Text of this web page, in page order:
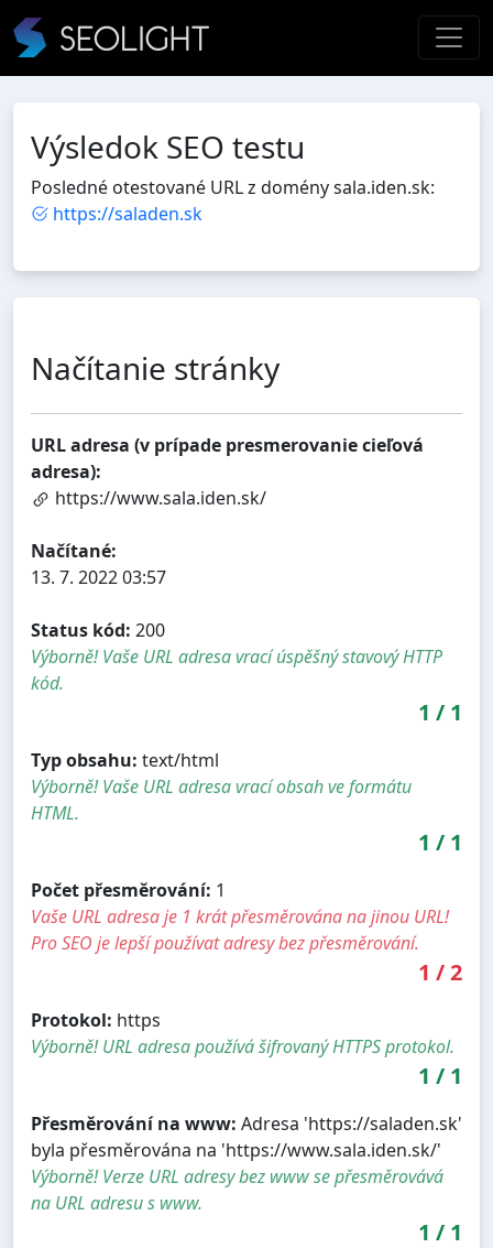
Výsledok SEO testu
Posledné otestované URL z domény sala.iden.sk:
https://saladen.sk
Načítanie stránky
URL adresa (v prípade presmerovanie cieľová
adresa):
https://www.sala.iden.sk/
Načítané:
13. 7. 2022 03:57
Status kód: 200
Výborně! Vaše URL adresa vrací úspěšný stavový HTTP
kód.
1 / 1
Typ obsahu: text/html
Výborně! Vaše URL adresa vrací obsah ve formátu
HTML.
1 / 1
Počet přesměrování: 1
Vaše URL adresa je 1 krát přesměrována na jinou URL!
Pro SEO je lepší používat adresy bez přesměrování.
1 /2
Protokol: https
Výborně! URL adresa používá šifrovaný HTTPS protokol.
1 / 1
Přesměrování na www: Adresa 'https://saladen.sk'
byla přesměrována na 'https://www.sala.iden.sk/'
Výborně! Verze URL adresy bez www se přesměrovává
na URL adresu s www.
1 / 1